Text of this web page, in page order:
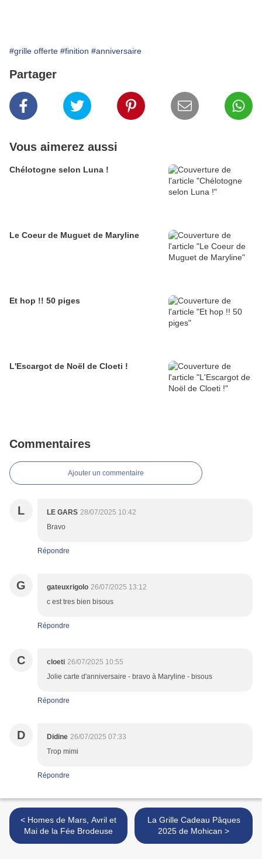
#grille offerte #finition #anniversaire
Partager
Vous aimerez aussi
Chélotogne selon Luna !
Le Coeur de Muguet de Maryline
Et hop !! 50 piges
L'Escargot de Noël de Cloeti !
Commentaires
Ajouter un commentaire
L LE GARS 28/07/2025 10:42
Bravo
Répondre
G gateuxrigolo 26/07/2025 13:12
c est tres bien bisous
Répondre
C cloeti 26/07/2025 10:55
Jolie carte d'anniversaire - bravo à Maryline - bisous
Répondre
D Didine 26/07/2025 07:33
Trop mimi
Répondre
< Homes de Mars, Avril et
Mai de la Fée Brodeuse
La Grille Cadeau Pâques
2025 de Mohican >